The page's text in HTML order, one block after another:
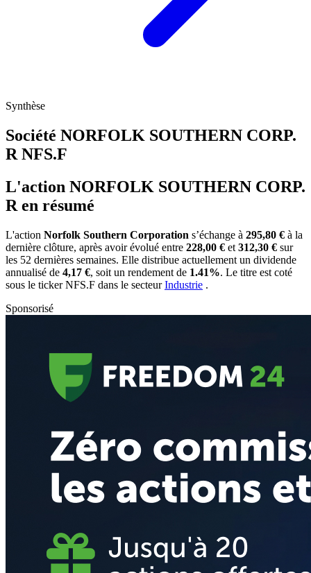
Synthèse
Société NORFOLK SOUTHERN CORP.
R NFS.F
L'action NORFOLK SOUTHERN CORP.
R en résumé
L'action Norfolk Southern Corporation s’échange à 295,80 € à la
dernière clôture, après avoir évolué entre 228,00 € et 312,30 € sur
les 52 dernières semaines. Elle distribue actuellement un dividende
annualisé de 4,17 €, soit un rendement de 1.41%. Le titre est coté
sous le tickerNFS.F dans le secteurIndustrie .
Sponsorisé